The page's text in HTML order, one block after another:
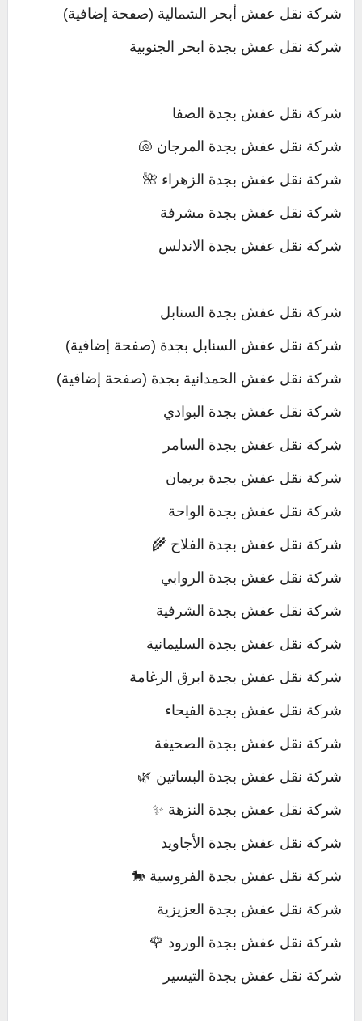
شركة نقل عفش أبحر الشمالية (صفحة إضافية)
شركة نقل عفش بجدة ابحر الجنوبية
شركة نقل عفش بجدة الصفا
شركة نقل عفش بجدة المرجان 🐚
شركة نقل عفش بجدة الزهراء 🌺
شركة نقل عفش بجدة مشرفة
شركة نقل عفش بجدة الاندلس
شركة نقل عفش بجدة السنابل
شركة نقل عفش السنابل بجدة (صفحة إضافية)
شركة نقل عفش الحمدانية بجدة (صفحة إضافية)
شركة نقل عفش بجدة البوادي
شركة نقل عفش بجدة السامر
شركة نقل عفش بجدة بريمان
شركة نقل عفش بجدة الواحة
شركة نقل عفش بجدة الفلاح 🌾
شركة نقل عفش بجدة الروابي
شركة نقل عفش بجدة الشرفية
شركة نقل عفش بجدة السليمانية
شركة نقل عفش بجدة ابرق الرغامة
شركة نقل عفش بجدة الفيحاء
شركة نقل عفش بجدة الصحيفة
شركة نقل عفش بجدة البساتين 🌿
شركة نقل عفش بجدة النزهة ✨
شركة نقل عفش بجدة الأجاويد
شركة نقل عفش بجدة الفروسية 🐎
شركة نقل عفش بجدة العزيزية
شركة نقل عفش بجدة الورود 🌹
شركة نقل عفش بجدة التيسير